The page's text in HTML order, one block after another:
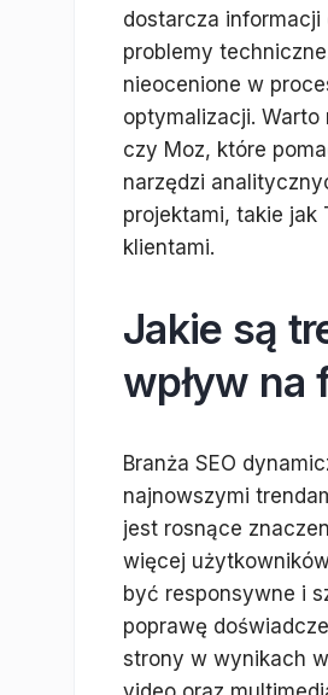
dostarcza
problemy
nieocenione w
optymalizacji. Warto
czy Moz, które
narzędzi
projektami, takie jak
klientami.
Jakie są
wpływ na
Branża SEO
najnowszymi
jest rosnące
więcej
być responsywne i
poprawę
strony w wynikach